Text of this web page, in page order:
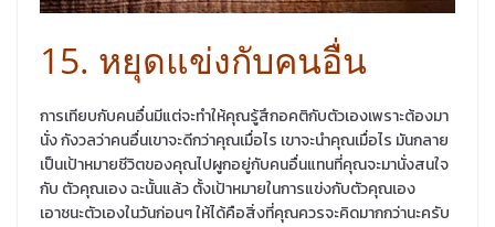
15. หยุดแข่งกับคนอื่น
การเทียบกับคนอื่นมีแต่จะทำให้คุณรู้สึกอคติกับตัวเองเพราะต้องมา
นั่ง กังวลว่าคนอื่นเขาจะดีกว่าคุณเมื่อไร เขาจะนำคุณเมื่อไร มันกลาย
เป็นเป้าหมายชีวิตของคุณไปผูกอยู่กับคนอื่นแทนที่คุณจะมานั่งสนใจ
กับ ตัวคุณเอง ฉะนั้นแล้ว ตั้งเป้าหมายในการแข่งกับตัวคุณเอง
เอาชนะตัวเองในวันก่อนๆ ให้ได้คือสิ่งที่คุณควรจะคิดมากกว่านะครับ